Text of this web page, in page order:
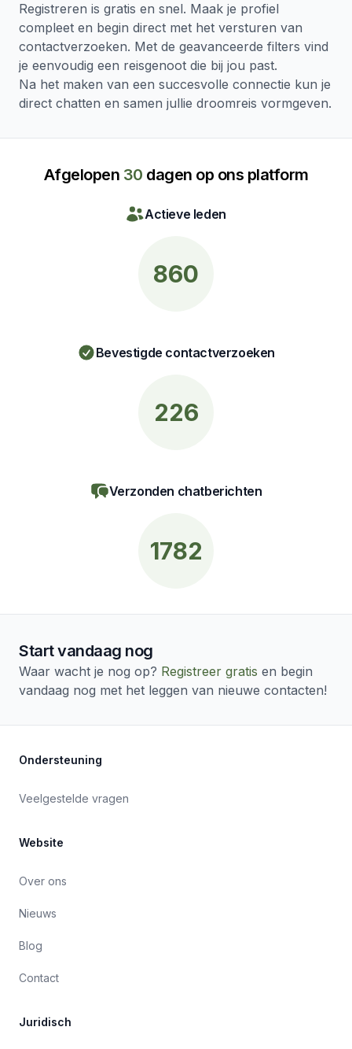
Registreren is gratis en snel. Maak je profiel
compleet en begin direct met het versturen van
contactverzoeken. Met de geavanceerde filters vind
je eenvoudig een reisgenoot die bij jou past.
Na het maken van een succesvolle connectie kun je
direct chatten en samen jullie droomreis vormgeven.
Afgelopen 30 dagen op ons platform
Actieve leden
860
Bevestigde contactverzoeken
226
Verzonden chatberichten
1782
Start vandaag nog
Waar wacht je nog op? Registreer gratis en begin
vandaag nog met het leggen van nieuwe contacten!
Ondersteuning
Veelgestelde vragen
Website
Over ons
Nieuws
Blog
Contact
Juridisch